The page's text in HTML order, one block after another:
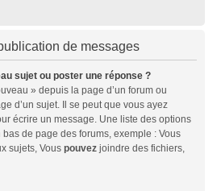
de messages
sujet ou poster une réponse ?
» depuis la page d’un forum ou
d’un sujet. Il se peut que vous ayez
écrire un message. Une liste des options
de page des forums, exemple : Vous
sujets, Vous pouvez joindre des fichiers,